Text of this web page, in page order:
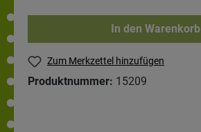
In den Warenkorb
Zum Merkzettel hinzufügen
Produktnummer: 15209